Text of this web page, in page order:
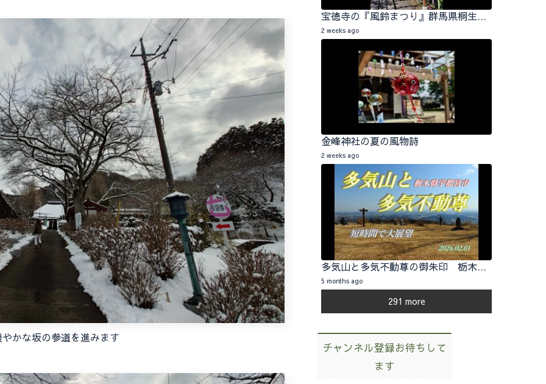
やかな坂の参道を進みます
宝徳寺の『風鈴まつり』群馬県桐生市 2026.07.25
2 weeks ago
金峰神社の夏の風物詩
2 weeks ago
多気山と多気不動尊の御朱印 栃木県宇都宮市 2026.02.01
5 months ago
291 more
チャンネル登録お待ちして
ます